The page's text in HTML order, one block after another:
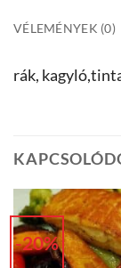
VÉLEMÉNYEK (0)
rák,
-20%